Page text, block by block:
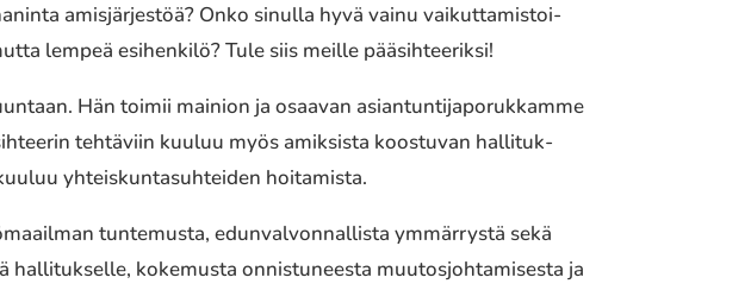
amisjärjestöä? Onko sinulla hyvä vainu vaikut­ta­mis­toi­
lempeä esihen­ki­lö? Tule siis meille pääsih­tee­rik­si!
Hän toimii mainion ja osaavan asian­tun­ti­ja­po­ruk­kam­me
tehtä­viin kuuluu myös amik­sis­ta koos­tu­van halli­tuk­
yhteis­kun­ta­suh­tei­den hoita­mis­ta.
tunte­mus­ta, edun­val­von­nal­lis­ta ymmär­rys­tä sekä
kokemusta onnistuneesta muutosjohtamisesta ja